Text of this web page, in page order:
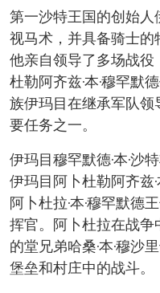
第一沙特王国的创始人
视马术，并具备骑士的
他亲自领导了多场战役
杜勒阿齐兹·本·穆罕默
族伊玛目在继承军队
要任务之一。
伊玛目穆罕默德·本·沙
伊玛目阿卜杜勒阿齐兹
阿卜杜拉·本·穆罕默德
挥官。阿卜杜拉在战争
的堂兄弟哈桑·本·穆沙
堡垒和村庄中的战斗。